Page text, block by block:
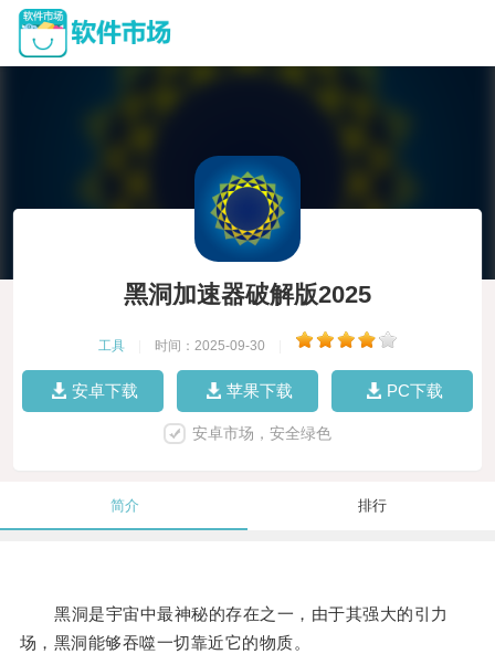
黑洞加速器破解版2025
工具 时间：2025-09-30
安卓下载 苹果下载 PC下载
安卓市场，安全绿色
简介 排行
黑洞是宇宙中最神秘的存在之一，由于其强大的引力
场，黑洞能够吞噬一切靠近它的物质。